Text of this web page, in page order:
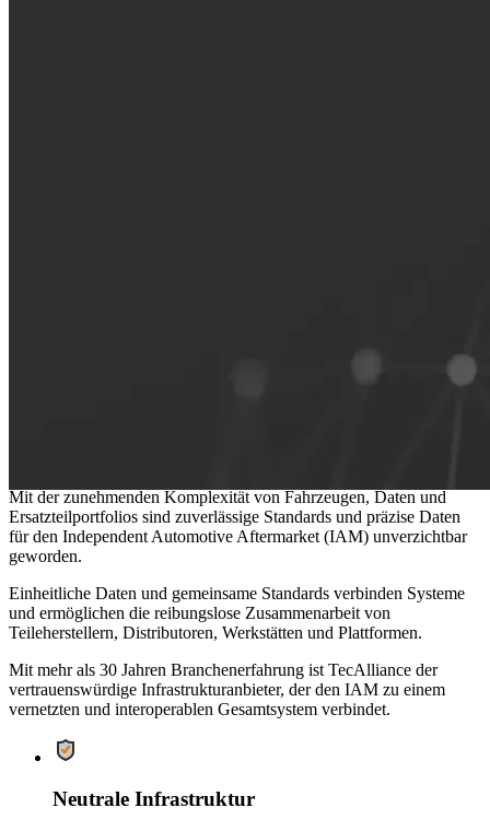
Mit der zunehmenden Komplexität von Fahrzeugen, Daten und
Ersatzteilportfolios sind zuverlässige Standards und präzise Daten
für den Independent Automotive Aftermarket (IAM) unverzichtbar
geworden.
Einheitliche Daten und gemeinsame Standards verbinden Systeme
und ermöglichen die reibungslose Zusammenarbeit von
Teileherstellern, Distributoren, Werkstätten und Plattformen.
Mit mehr als 30 Jahren Branchenerfahrung ist TecAlliance der
vertrauenswürdige Infrastrukturanbieter, der den IAM zu einem
vernetzten und interoperablen Gesamtsystem verbindet.
Neutrale Infrastruktur